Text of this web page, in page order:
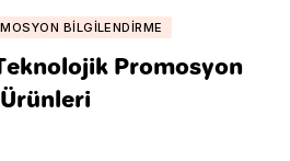
BILGILENDIRME
Promosyon
Ürünleri